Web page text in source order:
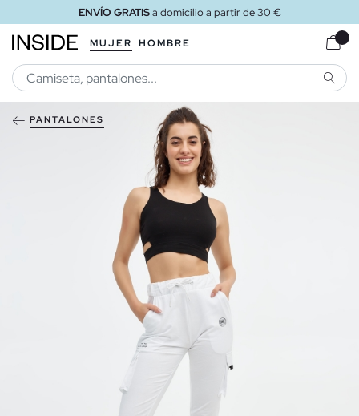
ENVÍO GRATISa domicilio a partir de 30 €
MUJER HOMBRE
PANTALONES